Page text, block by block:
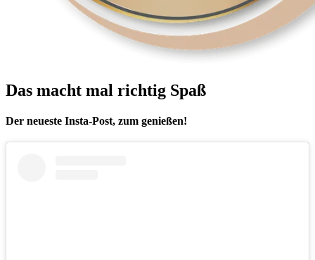
Das macht mal richtig Spaß
Der neueste Insta-Post, zum genießen!